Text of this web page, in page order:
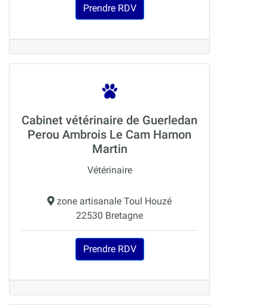
Prendre RDV
Cabinet vétérinaire de Guerledan
Perou Ambrois Le Cam Hamon
Martin
Vétérinaire
zone artisanale Toul Houzé
22530 Bretagne
Prendre RDV